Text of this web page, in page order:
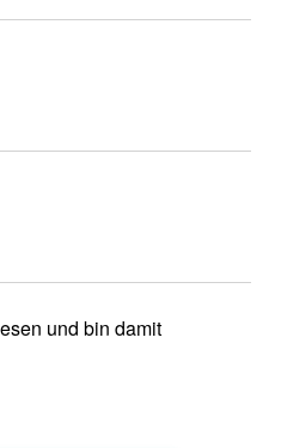
und bin damit